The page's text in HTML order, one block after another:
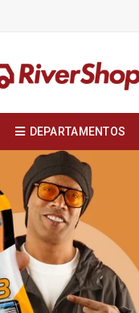
DEPARTAMENTOS